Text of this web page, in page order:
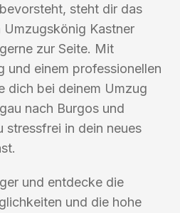
steht dir das
Umzugskönig Kastner
zur Seite. Mit
und einem professionellen
dich bei deinem Umzug
nach Burgos und
stressfrei in dein neues
und entdecke die
und die hohe